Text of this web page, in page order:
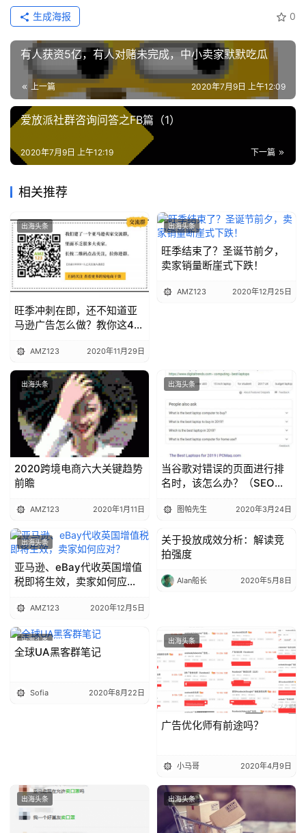
战
分
享
案
例
拆
操
盘
手
C
u
b
干
精
选
0
生成海报
有人获资5亿，有人对赌未完成，中小卖家默默吃瓜
上一篇 2020年7月9日 上午12:09
爱放派社群咨询问答之FB篇（1）
下一篇
2020年7月9日 上午12:19
相关推荐
出海头条
旺季冲刺在即，还不知道亚
马逊广告怎么做？教你这4
AMZ123 2020年11月29日
出海头条
旺季结束了？圣诞节前夕，
卖家销量断崖式下跌！
AMZ123 2020年12月25日
出海头条
2020跨境电商六大关键趋势
前瞻
AMZ123 2020年1月11日
出海头条
当谷歌对错误的页面进行排
名时，该怎么办？（SEO优
图帕先生 2020年3月24日
出海头条
亚马逊、eBay代收英国增值
税即将生效，卖家如何应
AMZ123 2020年12月5日
出海头条
关于投放成效分析：解读竞
拍强度
Alan船长 2020年5月8日
出海头条
全球UA黑客群笔记
Sofia 2020年8月22日
出海头条
广告优化师有前途吗？
小马哥 2020年4月9日
出海头条 出海头条